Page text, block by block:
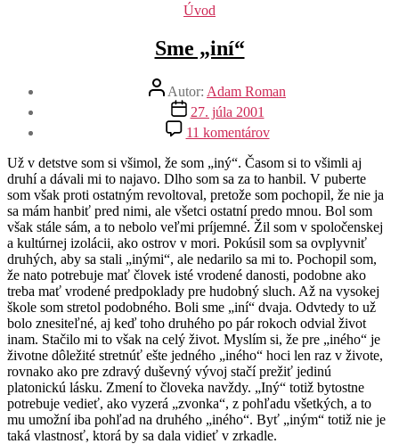
Kategórie
Úvod
Sme „iní“
Autor
článku
Autor: Adam Roman
Dátum
článku
27. júla 2001
11 komentárovna
Sme
„iní“
Už v detstve som si všimol, že som „iný“. Časom si to všimli aj
druhí a dávali mi to najavo. Dlho som sa za to hanbil. V puberte
som však proti ostatným revoltoval, pretože som pochopil, že nie ja
sa mám hanbiť pred nimi, ale všetci ostatní predo mnou. Bol som
však stále sám, a to nebolo veľmi príjemné. Žil som v spoločenskej
a kultúrnej izolácii, ako ostrov v mori. Pokúsil som sa ovplyvniť
druhých, aby sa stali „inými“, ale nedarilo sa mi to. Pochopil som,
že nato potrebuje mať človek isté vrodené danosti, podobne ako
treba mať vrodené predpoklady pre hudobný sluch. Až na vysokej
škole som stretol podobného. Boli sme „iní“ dvaja. Odvtedy to už
bolo znesiteľné, aj keď toho druhého po pár rokoch odvial život
inam. Stačilo mi to však na celý život. Myslím si, že pre „iného“ je
životne dôležité stretnúť ešte jedného „iného“ hoci len raz v živote,
rovnako ako pre zdravý duševný vývoj stačí prežiť jedinú
platonickú lásku. Zmení to človeka navždy. „Iný“ totiž bytostne
potrebuje vedieť, ako vyzerá „zvonka“, z pohľadu všetkých, a to
mu umožní iba pohľad na druhého „iného“. Byť „iným“ totiž nie je
taká vlastnosť, ktorá by sa dala vidieť v zrkadle.